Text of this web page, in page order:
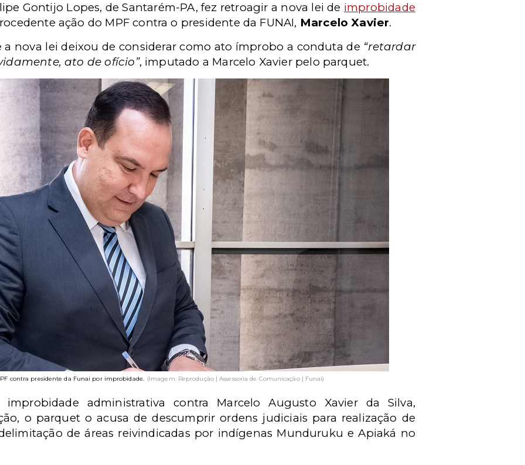
Gontijo Lopes, de Santarém-PA, fez retroagir a nova lei de improbidade
ação do MPF contra o presidente da FUNAI, Marcelo Xavier.
nova lei deixou de considerar como ato ímprobo a conduta de “retardar
ato de ofício”, imputado a Marcelo Xavier pelo parquet.
contra presidente da Funai por improbidade. (Imagem: Reprodução | Assessoria de Comunicação | Funai)
administrativa contra Marcelo Augusto Xavier da Silva,
o parquet o acusa de descumprir ordens judiciais para realização de
de áreas reivindicadas por indígenas Munduruku e Apiaká no